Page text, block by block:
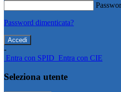
Password dimenticata?
-
Entra con SPID Entra con CIE
Seleziona utente